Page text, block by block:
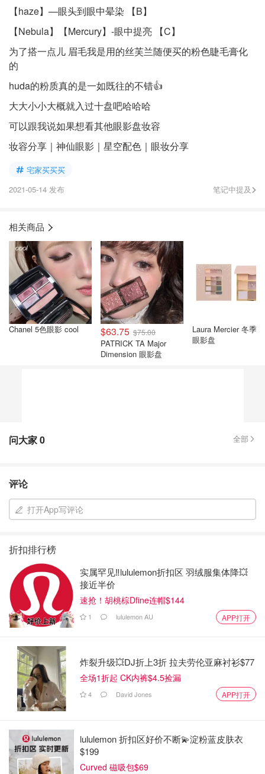
【haze】—眼头到眼中晕染 【B】
【Nebula】【Mercury】-眼中提亮 【C】
为了搭一点儿 眉毛我是用的丝芙兰随便买的粉色睫毛膏化
的
huda的粉质真的是一如既往的不错👍
大大小小大概就入过十盘吧哈哈哈
可以跟我说如果想看其他眼影盘妆容
妆容分享｜神仙眼影｜星空配色｜眼妆分享
宅家买买买
2021-05-14 发布
笔记中提及
相关商品
Chanel 5色眼影 cool $63.75 $75.00
PATRICK TA Major
Dimension 眼影盘
Laura Mercier 冬季
眼影盘
问大家0 全部
评论
打开App写评论
折扣排行榜
实属罕见‼️lululemon折扣区 羽绒服集体降💥
接近半价
速抢！胡桃棕Dfine连帽$144
1 lululemon AU APP打开
炸裂升级💥DJ折上3折 拉夫劳伦亚麻衬衫$77
全场1折起 CK内裤$4.5捡漏
4 David Jones APP打开
lululemon 折扣区好价不断💫淀粉蓝皮肤衣
$199
Curved 磁吸包$69